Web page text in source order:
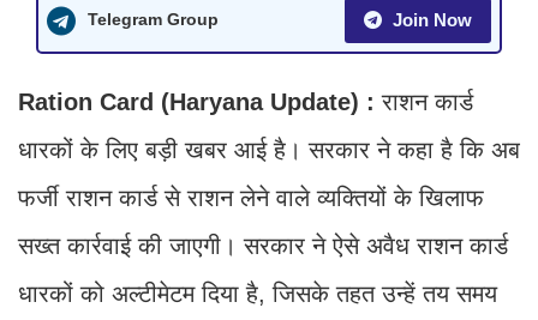
Telegram Group Join Now
Ration Card (Haryana Update) : राशन कार्ड
धारकों के लिए बड़ी खबर आई है। सरकार ने कहा है कि अब
फर्जी राशन कार्ड से राशन लेने वाले व्यक्तियों के खिलाफ
सख्त कार्रवाई की जाएगी। सरकार ने ऐसे अवैध राशन कार्ड
धारकों को अल्टीमेटम दिया है, जिसके तहत उन्हें तय समय